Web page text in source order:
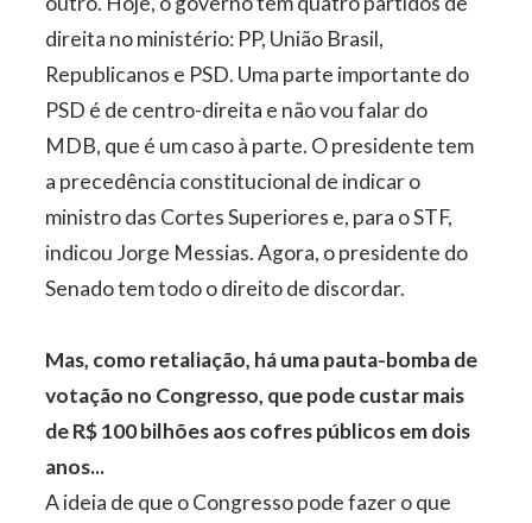
direita no ministério: PP, União Brasil,
Republicanos e PSD. Uma parte importante do
PSD é de centro-direita e não vou falar do
MDB, que é um caso à parte. O presidente tem
a precedência constitucional de indicar o
ministro das Cortes Superiores e, para o STF,
indicou Jorge Messias. Agora, o presidente do
Senado tem todo o direito de discordar.
Mas, como retaliação, há uma pauta-bomba de
votação no Congresso, que pode custar mais
de R$ 100 bilhões aos cofres públicos em dois
anos...
A ideia de que o Congresso pode fazer o que